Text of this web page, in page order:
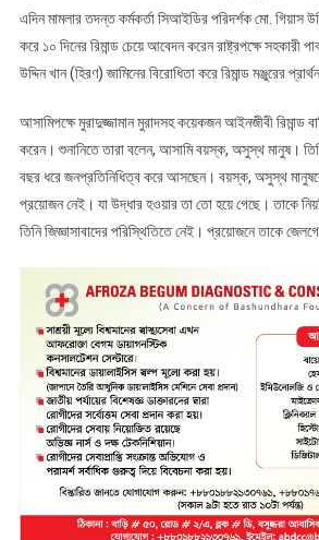
এদিন মামলার তদন্ত কর্মকর্তা সিআইডির পরিদর্শক মো. গিয়াস
করে ১০ দিনের রিমান্ড চেয়ে আবেদন করেন রাষ্ট্রপক্ষে সহকারী
উদ্দিন খান (হিরণ) জামিনের বিরোধিতা করে রিমান্ড মঞ্জুরের
আসামিপক্ষে মুরাদুজ্জামান মুরাদসহ কয়েকজন আইনজীবী রিমান্ড
করেন। শুনানিতে তারা বলেন, আসামি বয়স্ক, অসুস্থ মানুষ।
বছর ধরে জনপ্রতিনিধিত্ব করে আসছেন। বয়স্ক, অসুস্থ মানুষকে
প্রয়োজন নেই। যা উদ্ধার হওয়ার তা তো হয়ে গেছে। তাকে
তিনি জিজ্ঞাসাবাদের পরিস্থিতিতে নেই। প্রয়োজনে তাকে